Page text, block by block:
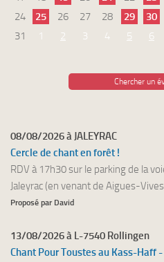
24
25 26 27 28 29
30
31
1 2 3 4 5 6
Chercher un
08/08/2026 à JALEYRAC
Cercle de chant en forêt !
RDV à 17h30 sur le parking de la
Jaleyrac (en venant de Aigues-
Proposé par David
13/08/2026 à L-7540 Rollingen
Chant Pour Toustes au Kass-Haff